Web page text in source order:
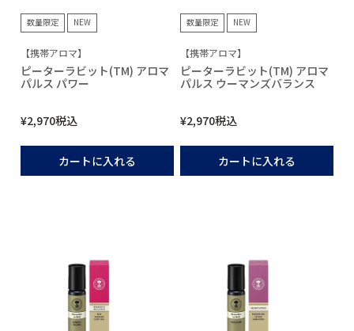
数量限定 NEW
【携帯アロマ】
ピーターラビット(TM) アロマ
パルス パワー
¥2,970税込
カートに入れる
数量限定 NEW
【携帯アロマ】
ピーターラビット(TM) アロマ
パルス ウーマンズバランス
¥2,970税込
カートに入れる